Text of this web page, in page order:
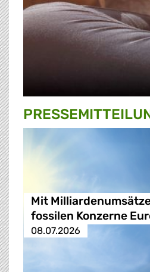
Mit
fossilen Konzerne
08.07.2026